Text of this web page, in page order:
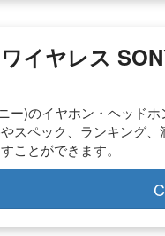
イヤレス
ー)のイヤホン・ヘッド
スペック、ランキング
ことができます。